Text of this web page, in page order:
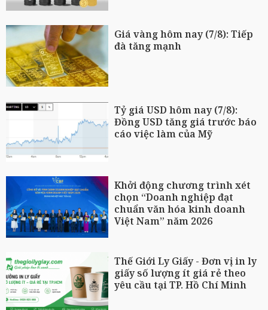
Giá vàng hôm nay (7/8): Tiếp
đà tăng mạnh
Tỷ giá USD hôm nay (7/8):
Đồng USD tăng giá trước báo
cáo việc làm của Mỹ
Khởi động chương trình xét
chọn “Doanh nghiệp đạt
chuẩn văn hóa kinh doanh
Việt Nam” năm 2026
Thế Giới Ly Giấy - Đơn vị in ly
giấy số lượng ít giá rẻ theo
yêu cầu tại TP. Hồ Chí Minh